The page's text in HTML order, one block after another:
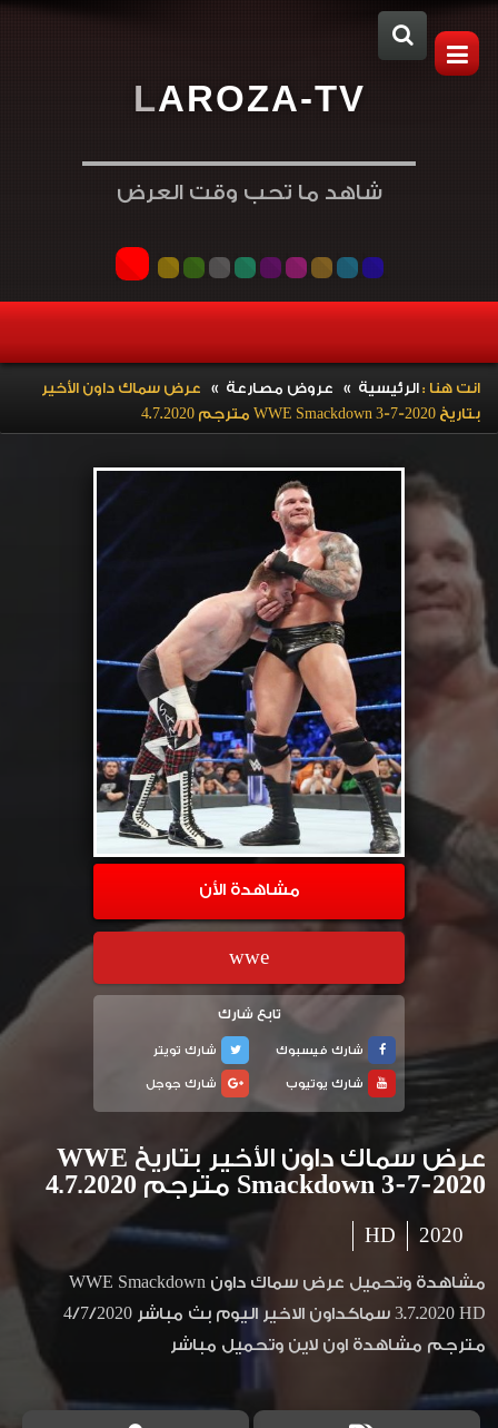
LAROZA-TV
شاهد ما تحب وقت العرض
انت هنا :الرئيسية » عروض مصارعة » عرض سماك داون الأخير
بتاريخ WWE Smackdown 3-7-2020 مترجم 4.7.2020
مشاهدة الأن
wwe
تابع شارك
شارك فيسبوك
شارك تويتر
شارك يوتيوب
شارك جوجل
عرض سماك داون الأخير بتاريخ WWE
Smackdown 3-7-2020 مترجم 4.7.2020
2020
HD
مشاهدة وتحميل عرض سماك داون WWE Smackdown
3.7.2020 HD سماكداون الاخير اليوم بث مباشر 4/7/2020
مترجم مشاهدة اون لاين وتحميل مباشر